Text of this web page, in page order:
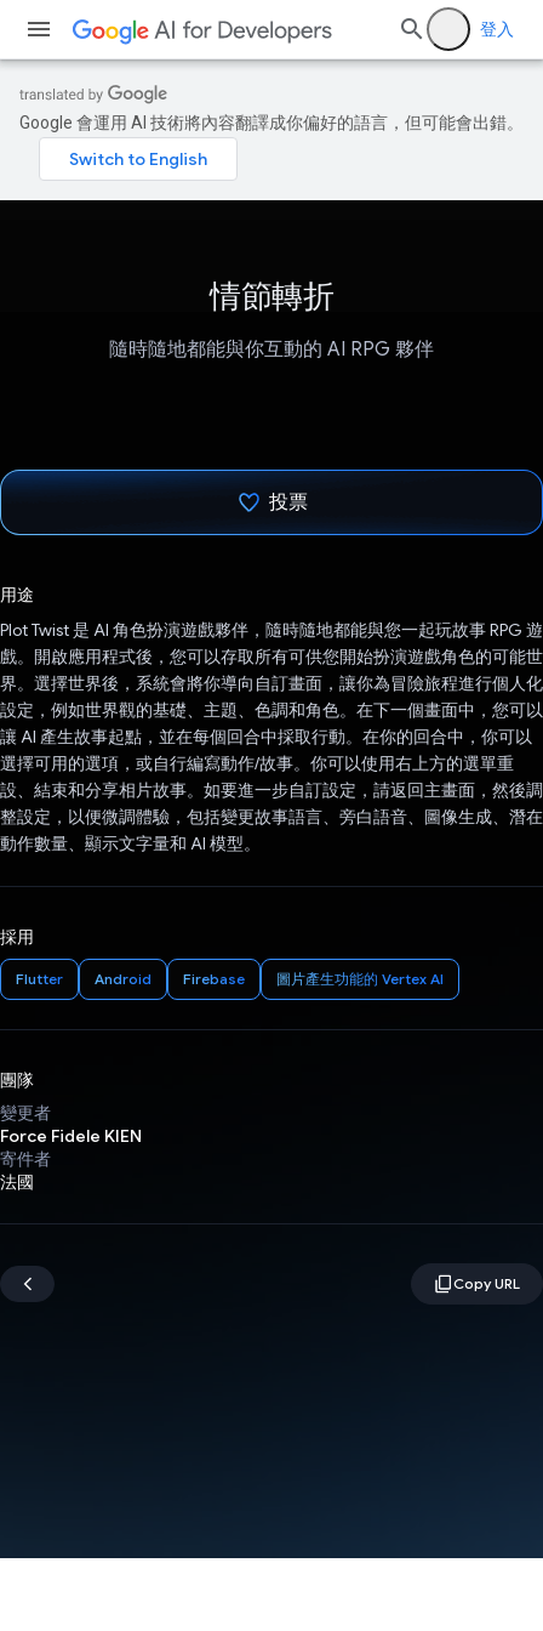
登入
Google 會運用 AI 技術將內容翻譯成你偏好的語言，但可能會出錯。
情節轉折
隨時隨地都能與你互動的 AI RPG 夥伴
投票
用途
Plot Twist 是 AI 角色扮演遊戲夥伴，隨時隨地都能與您一起玩故事 RPG 遊
戲。開啟應用程式後，您可以存取所有可供您開始扮演遊戲角色的可能世
界。選擇世界後，系統會將你導向自訂畫面，讓你為冒險旅程進行個人化
設定，例如世界觀的基礎、主題、色調和角色。在下一個畫面中，您可以
讓 AI 產生故事起點，並在每個回合中採取行動。在你的回合中，你可以
選擇可用的選項，或自行編寫動作/故事。你可以使用右上方的選單重
設、結束和分享相片故事。如要進一步自訂設定，請返回主畫面，然後調
整設定，以便微調體驗，包括變更故事語言、旁白語音、圖像生成、潛在
動作數量、顯示文字量和 AI 模型。
採用
Flutter Android Firebase 圖片產生功能的 Vertex AI
團隊
變更者
Force Fidele KIEN
寄件者
法國